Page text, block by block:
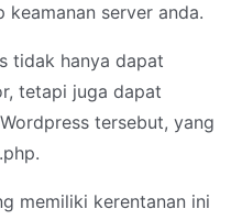
server anda.
tidak hanya dapat
tetapi juga dapat
tersebut, yang
memiliki kerentanan ini